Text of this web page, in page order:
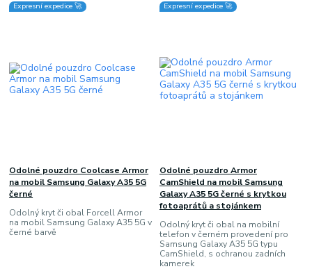
Expresní expedice 🚀
Odolné pouzdro Coolcase Armor
na mobil Samsung Galaxy A35 5G
černé
Odolný kryt či obal Forcell Armor
na mobil Samsung Galaxy A35 5G v
černé barvě
Expresní expedice 🚀
Odolné pouzdro Armor
CamShield na mobil Samsung
Galaxy A35 5G černé s krytkou
fotoaprátů a stojánkem
Odolný kryt či obal na mobilní
telefon v černém provedení pro
Samsung Galaxy A35 5G typu
CamShield, s ochranou zadních
kamerek